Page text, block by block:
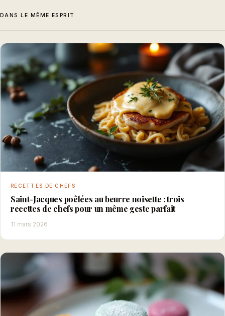
DANS LE MÊME ESPRIT
RECETTES DE CHEFS
Saint-Jacques poêlées au beurre noisette : trois
recettes de chefs pour un même geste parfait
11 mars 2026